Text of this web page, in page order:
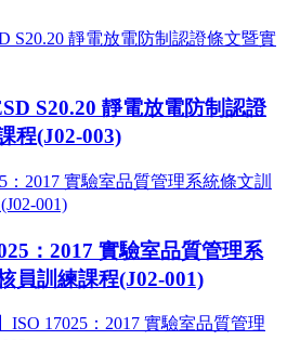
S20.20 靜電放電防制認證
程(J02-003)
：2017 實驗室品質管理系
員訓練課程(J02-001)